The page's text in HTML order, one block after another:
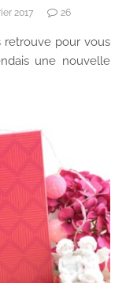
2017 26
retrouve pour vous
une nouvelle